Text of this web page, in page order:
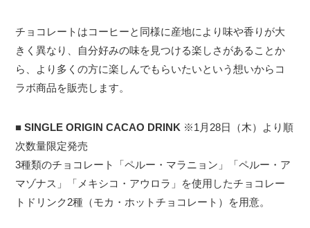
チョコレートはコーヒーと同様に産地により味や香りが大
きく異なり、自分好みの味を見つける楽しさがあることか
ら、より多くの方に楽しんでもらいたいという想いからコ
ラボ商品を販売します。
■SINGLE ORIGIN CACAO DRINK ※1月28日（木）より順
次数量限定発売
3種類のチョコレート「ペルー・マラニョン」「ペルー・ア
マゾナス」「メキシコ・アウロラ」を使用したチョコレー
トドリンク2種（モカ・ホットチョコレート）を用意。